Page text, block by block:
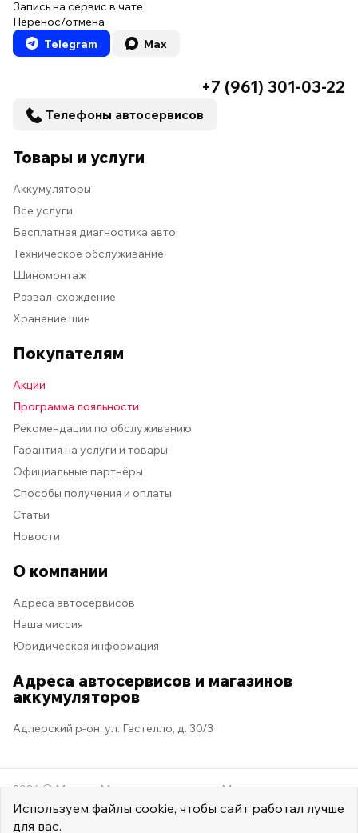
Запись на сервис в чате
Перенос/отмена
Telegram
Max
+7 (961) 301-03-22
Телефоны автосервисов
Товары и услуги
Аккумуляторы
Все услуги
Бесплатная диагностика авто
Техническое обслуживание
Шиномонтаж
Развал-схождение
Хранение шин
Покупателям
Акции
Программа лояльности
Рекомендации по обслуживанию
Гарантия на услуги и товары
Официальные партнёры
Способы получения и оплаты
Статьи
Новости
О компании
Адреса автосервисов
Наша миссия
Юридическая информация
Адреса автосервисов и магазинов
аккумуляторов
Адлерский р-он, ул. Гастелло, д. 30/3
2026 © Мастер Машина Мы в социальных сетях
Используем файлы cookie, чтобы сайт работал лучше
для вас.